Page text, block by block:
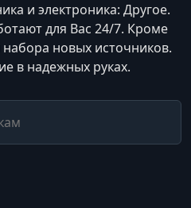
и электроника: Другое.
для Вас 24/7. Кроме
новых источников.
в надежных руках.